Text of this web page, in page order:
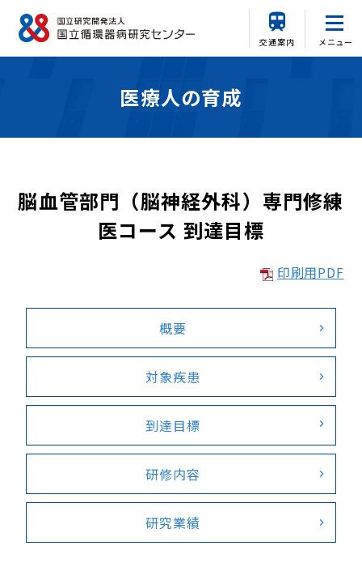
交通案内 メニュー
医療人の育成
脳血管部門（脳神経外科）専門修練
医コース 到達目標
印刷用PDF
概要
対象疾患
到達目標
研修内容
研究業績